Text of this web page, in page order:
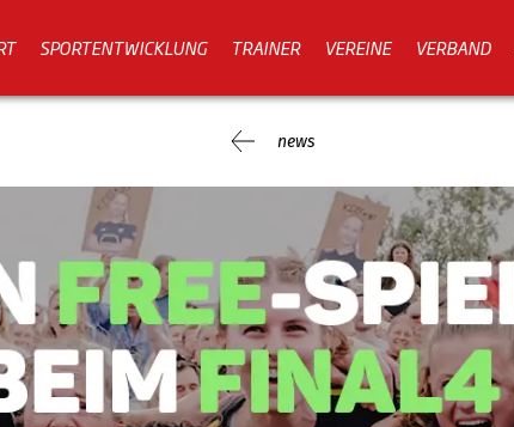
SPORTENTWICKLUNG TRAINER VEREINE VERBAND
news